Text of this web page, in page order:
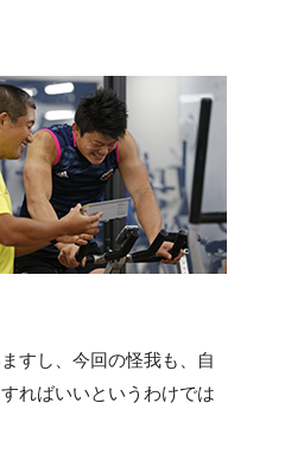
すし、今回の怪我も、自
ればいいというわけでは